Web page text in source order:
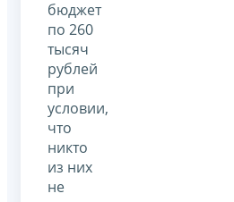
бюджет
по 260
тысяч
рублей
при
условии,
что
никто
из них
не